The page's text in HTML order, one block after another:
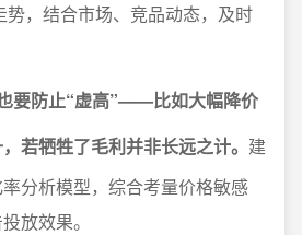
势，结合市场、竞品动态，及时
要防止“虚高”——比如大幅降价
若牺牲了毛利并非长远之计。 建
分析模型，综合考量价格敏感
放效果。